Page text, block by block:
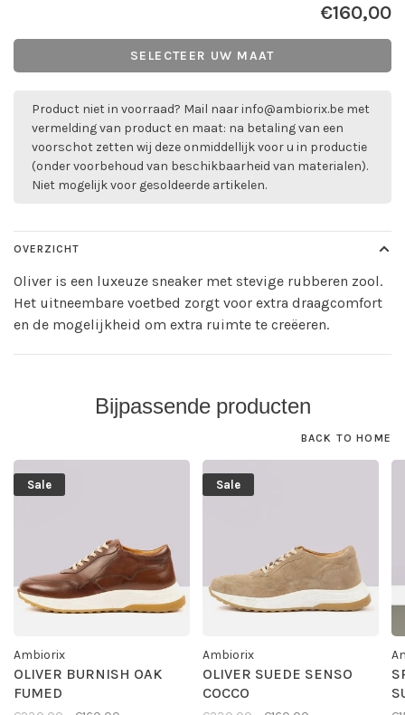
€160,00
SELECTEER UW MAAT
Product niet in voorraad? Mail naarinfo@ambiorix.be met
vermelding van product en maat: na betaling van een
voorschot zetten wij deze onmiddellijk voor u in productie
(onder voorbehoud van beschikbaarheid van materialen).
Niet mogelijk voor gesoldeerde artikelen.
OVERZICHT
Oliver is een luxeuze sneaker met stevige rubberen zool.
Het uitneembare voetbed zorgt voor extra draagcomfort
en de mogelijkheid om extra ruimte te creëeren.
Bijpassende producten
BACK TO HOME
Sale
Ambiorix
OLIVER BURNISH OAK
FUMED
Sale
Ambiorix
OLIVER SUEDE SENSO
COCCO